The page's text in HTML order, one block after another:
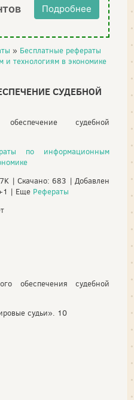
Подробнее
» Бесплатные рефераты
технологиям в экономике
СУДЕБНОЙ
судебной
по информационным
| Скачано: 683 | Добавлен
| Еще Рефераты
обеспечения судебной
судьи». 10